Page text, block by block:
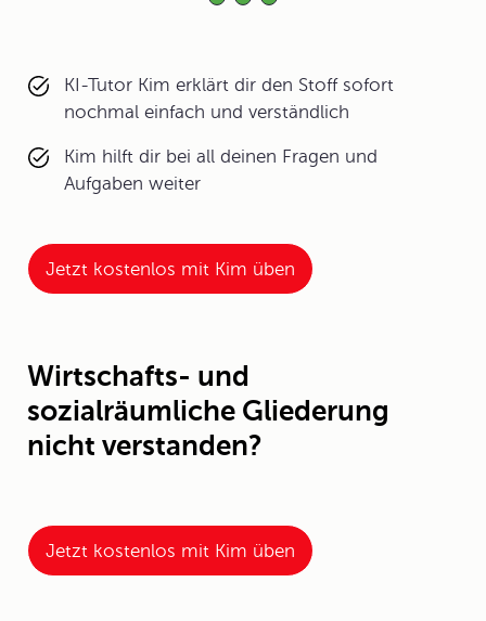
KI-Tutor Kim erklärt dir den Stoff sofort
nochmal einfach und verständlich
Kim hilft dir bei all deinen Fragen und
Aufgaben weiter
Jetzt kostenlos mit Kim üben
Wirtschafts- und
sozialräumliche Gliederung
nicht verstanden?
Jetzt kostenlos mit Kim üben